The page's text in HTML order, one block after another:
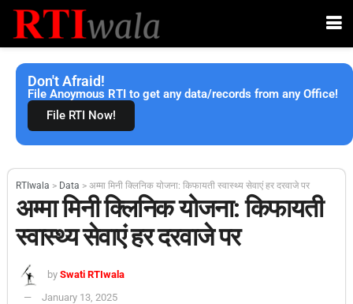
Don't Afraid!
File Anoymous RTI to get any data/records from any Office!
File RTI Now!
RTIwala > Data > अम्मा मिनी क्लिनिक योजना: किफायती स्वास्थ्य सेवाएं हर दरवाजे पर
अम्मा मिनी क्लिनिक योजना: किफायती
स्वास्थ्य सेवाएं हर दरवाजे पर
by Swati RTIwala
January 13, 2025